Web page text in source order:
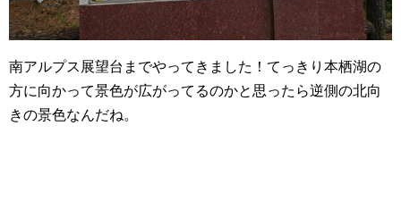
南アルプス展望台までやってきました！てっきり本栖湖の
方に向かって景色が広がってるのかと思ったら逆側の北向
きの景色なんだね。